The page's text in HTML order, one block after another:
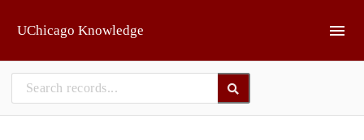
UChicago Knowledge